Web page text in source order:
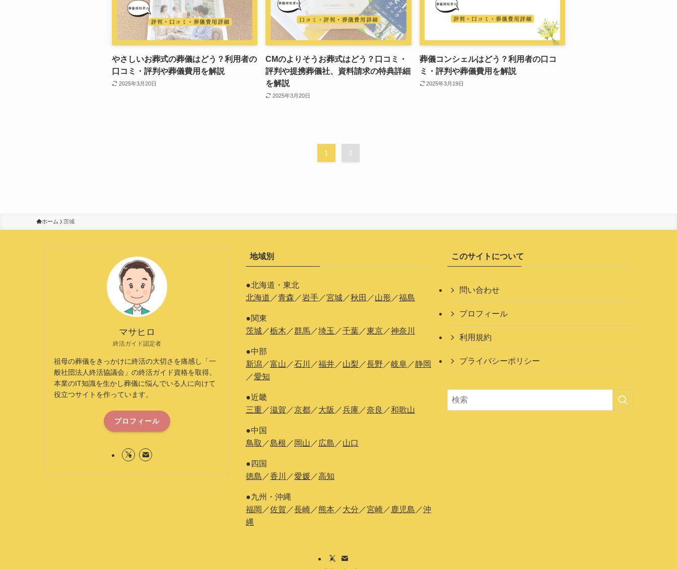
やさしいお葬式の葬儀はどう？利用者の
口コミ・評判や葬儀費用を解説
2025年3月20日
CMのよりそうお葬式はどう？口コミ・
評判や提携葬儀社、資料請求の特典詳細
を解説
2025年3月20日
葬儀コンシェルはどう？利用者の口コ
ミ・評判や葬儀費用を解説
2025年3月19日
1 2
ホーム 茨城
マサヒロ
終活ガイド認定者
祖母の葬儀をきっかけに終活の大切さを痛感し「一
般社団法人終活協議会」の終活ガイド資格を取得。
本業のIT知識を生かし葬儀に悩んでいる人に向けて
役立つサイトを作っています。
プロフィール
地域別
●北海道・東北
北海道 ／青森 ／岩手／宮城／秋田 ／山形／福島
●関東
茨城／栃木 ／群馬／埼玉 ／千葉／東京／神奈川
●中部
新潟 ／富山 ／石川 ／福井／山梨 ／長野 ／岐阜／静岡
／愛知
●近畿
三重／滋賀 ／京都／大阪 ／兵庫／奈良 ／和歌山
●中国
鳥取 ／島根 ／ 岡山 ／広島 ／山口
●四国
徳島 ／香川 ／愛媛／高知
●九州・沖縄
福岡 ／佐賀 ／長崎／熊本 ／大分 ／宮崎／ 鹿児島 ／沖
縄
このサイトについて
問い合わせ
プロフィール
利用規約
プライバシーポリシー